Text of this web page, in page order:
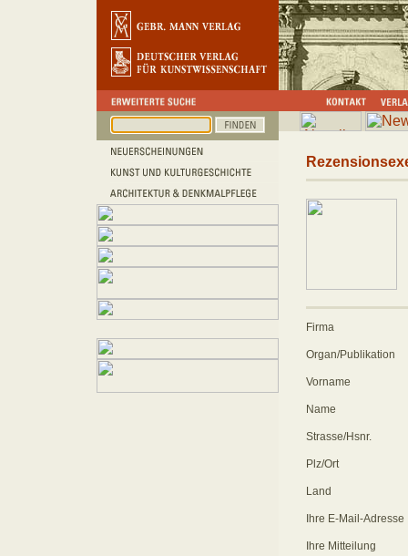
Firma
Organ/Publikation
Vorname
Name
Strasse/Hsnr.
Plz/Ort
Land
Ihre E-Mail-Adresse
Ihre Mitteilung